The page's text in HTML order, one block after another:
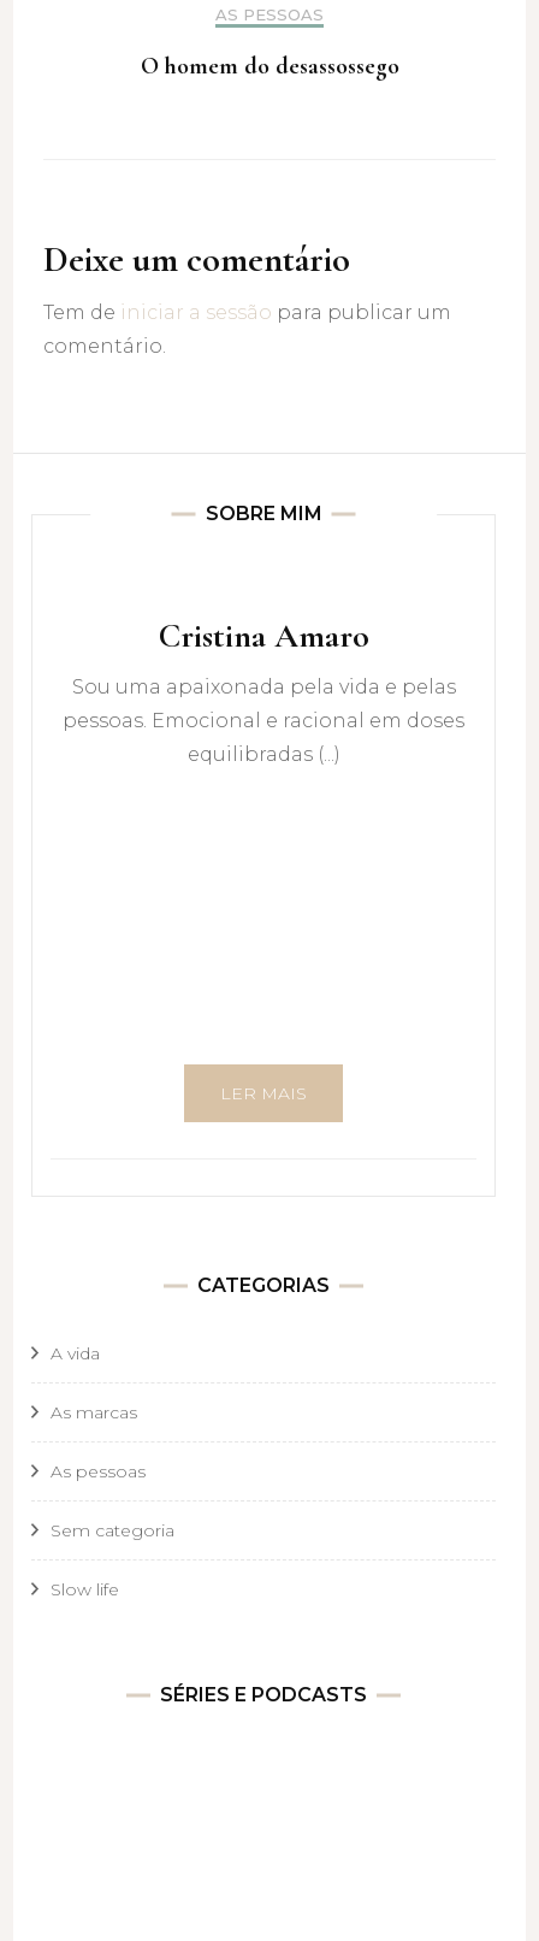
AS PESSOAS
O homem do desassossego
Deixe um comentário
Tem de iniciar a sessão para publicar um
comentário.
SOBRE MIM
Cristina Amaro
Sou uma apaixonada pela vida e pelas
pessoas. Emocional e racional em doses
equilibradas (...)
LER MAIS
CATEGORIAS
A vida
As marcas
As pessoas
Sem categoria
Slow life
SÉRIES E PODCASTS